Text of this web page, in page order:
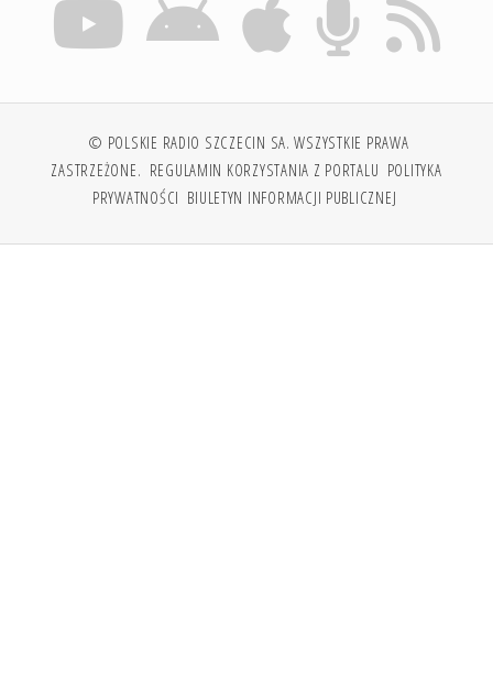
© POLSKIE RADIO SZCZECIN SA. WSZYSTKIE PRAWA
ZASTRZEŻONE. REGULAMIN KORZYSTANIA Z PORTALU POLITYKA
PRYWATNOŚCI BIULETYN INFORMACJI PUBLICZNEJ